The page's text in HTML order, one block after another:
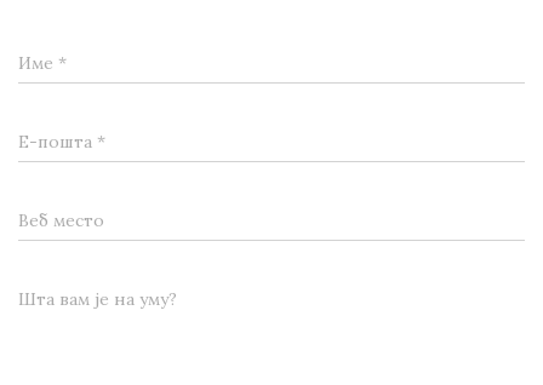
Име *
Е-пошта *
Веб место
Шта вам је на уму?